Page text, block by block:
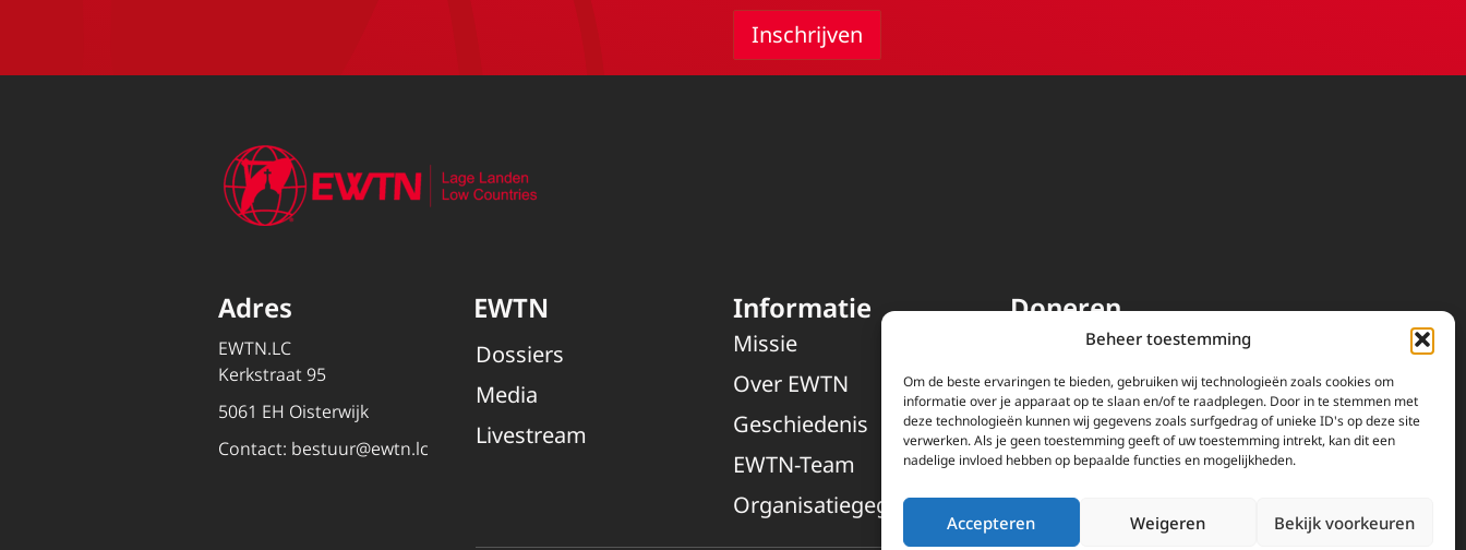
Beheer toestemming
Om de beste ervaringen te bieden, gebruiken wij technologieën zoals cookies om
informatie over je apparaat op te slaan en/of te raadplegen. Door in te stemmen met
deze technologieën kunnen wij gegevens zoals surfgedrag of unieke ID's op deze site
verwerken. Als je geen toestemming geeft of uw toestemming intrekt, kan dit een
nadelige invloed hebben op bepaalde functies en mogelijkheden.
Accepteren Weigeren Bekijk voorkeuren
Adres
EWTN.LC
Kerkstraat 95
5061 EH Oisterwijk
Contact: bestuur@ewtn.lc
EWTN
Dossiers
Media
Livestream
Informatie
Missie
Over EWTN
Geschiedenis
EWTN-Team
Organisatiegegevens
Doneren
EWTN wordt uitsluitend
gefinancierd door uw donaties.
Wij ontvangen bewust geen
advertentie-inkomsten of
kerkelijke financiele
Doneren